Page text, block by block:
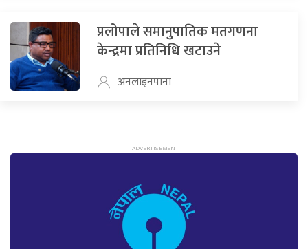
प्रलोपाले समानुपातिक मतगणना
केन्द्रमा प्रतिनिधि खटाउने
अनलाइनपाना